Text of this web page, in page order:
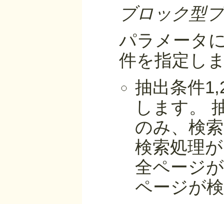
ブロック型
パラメータ
件を指定し
抽出条件
します。
のみ、検
検索処理
全ページ
ページが